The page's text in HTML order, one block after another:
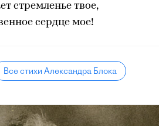
стремленье твое,
сердце мое!
Все стихи Александра Блока